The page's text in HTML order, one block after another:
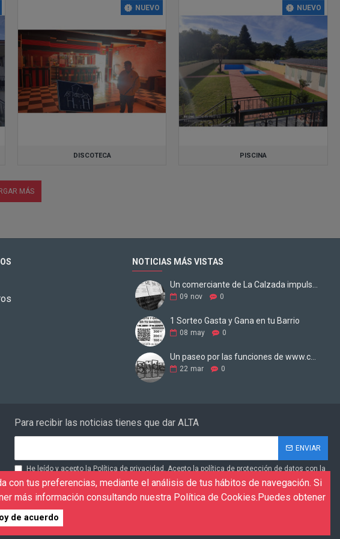
NUEVO
DISCOTECA
NUEVO
PISCINA
MÁS
NOTICIAS MÁS VISTAS
09 nov 0
1 Sorteo Gasta y Gana en tu Barrio
08 may 0
Un paseo por las funciones de www.comercio-barrio.com
22 mar 0
Para recibir las noticias tienes que dar ALTA
ENVIAR
He leído y acepto la Política de privacidad. Acepto la política de protección de datos con la
finalidad de utilizar mis datos para enviarme información de productos, servicios y
eventos. Acepto la política de protección de datos con la finalidad de tramitar las
consultas realizadas a través de nuestro formulario de contacto.
Aviso Legal
tus preferencias, mediante el análisis de tus hábitos de navegación. Si
más información consultando nuestra Política de Cookies.Puedes obtener
de acuerdo